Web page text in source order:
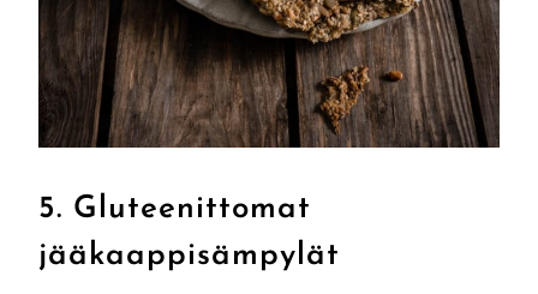
5. Gluteenittomat
jääkaappisämpylät